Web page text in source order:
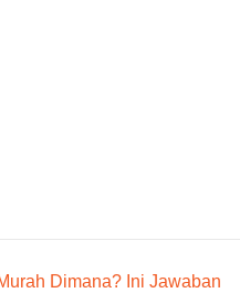
Dimana? Ini Jawaban